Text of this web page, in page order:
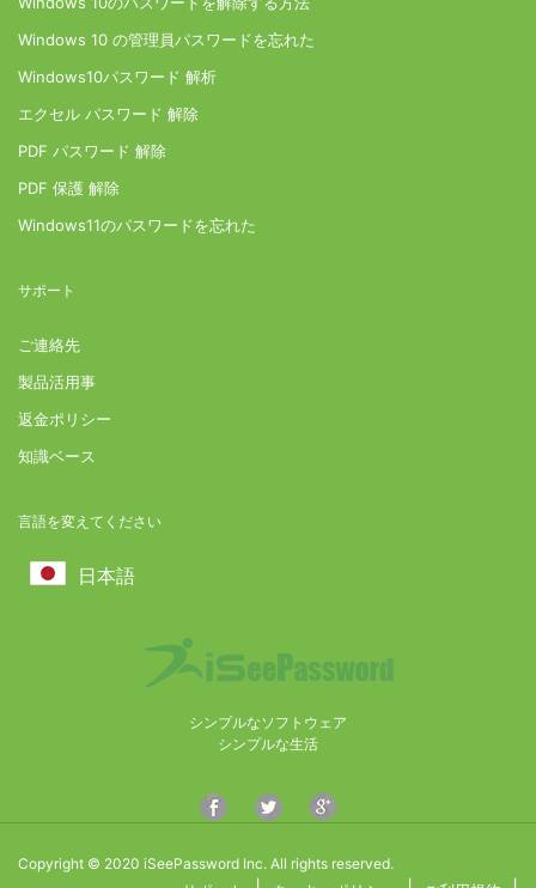
Windows 10 の管理員パスワードを忘れた
Windows10パスワード 解析
エクセル パスワード 解除
PDF パスワード 解除
PDF 保護 解除
Windows11のパスワードを忘れた
サポート
ご連絡先
製品活用事
返金ポリシー
知識ベース
言語を変えてください
日本語
シンプルなソフトウェア
シンプルな生活
Copyright © 2020 iSeePassword Inc. All rights reserved.